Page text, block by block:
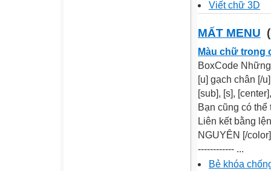
Viết chữ 3D
MẤT MENU
Màu chữ trong
BoxCode
[u] gạch chân [/
[sub], [s],
Bạn cũng có
Liên kết bằng
NGUYÊN [/
------------ ...
Bẻ khóa